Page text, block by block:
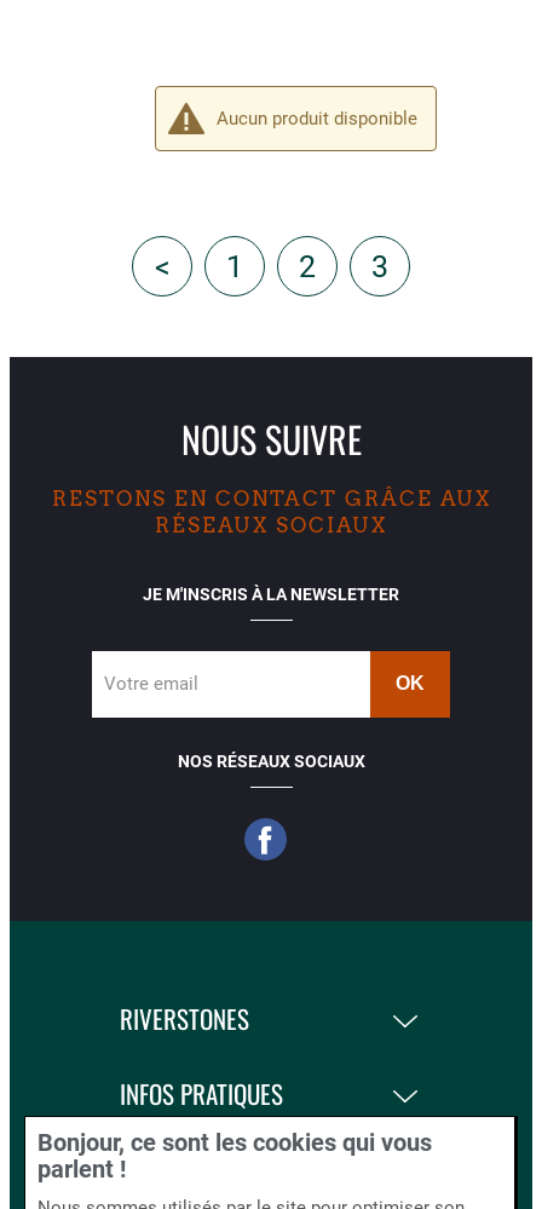
Aucun produit disponible
< 1 2 3
NOUS SUIVRE
RESTONS EN CONTACT GRÂCE AUX
RÉSEAUX SOCIAUX
JE M'INSCRIS À LA NEWSLETTER
Votre email
NOS RÉSEAUX SOCIAUX
RIVERSTONES
INFOS PRATIQUES
LA BOUTIQUE
Bonjour, ce sont les cookies qui vous
parlent !